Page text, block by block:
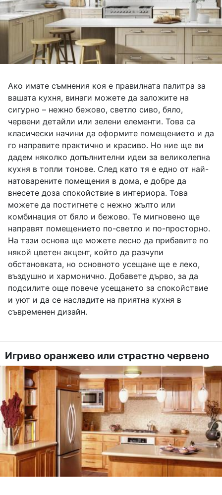
Ако имате съмнения коя е правилната палитра за
вашата кухня, винаги можете да заложите на
сигурно – нежно бежово, светло сиво, бяло,
червени детайли или зелени елементи. Това са
класически начини да оформите помещението и да
го направите практично и красиво. Но ние ще ви
дадем няколко допълнителни идеи за великолепна
кухня в топли тонове. След като тя е едно от най-
натоварените помещения в дома, е добре да
внесете доза спокойствие в интериора. Това
можете да постигнете с нежно жълто или
комбинация от бяло и бежово. Те мигновено ще
направят помещението по-светло и по-просторно.
На тази основа ще можете лесно да прибавите по
някой цветен акцент, който да разчупи
обстановката, но основното усещане ще е леко,
въздушно и хармонично. Добавете дърво, за да
подсилите още повече усещането за спокойствие
и уют и да се насладите на приятна кухня в
съвременен дизайн.
Игриво оранжево или страстно червено